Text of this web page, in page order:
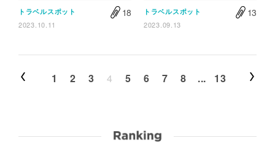
トラベルスポット
2023.10.11
18 トラベルスポット
2023.09.13
13
1 2 3 4 5 6 7 8 ... 13